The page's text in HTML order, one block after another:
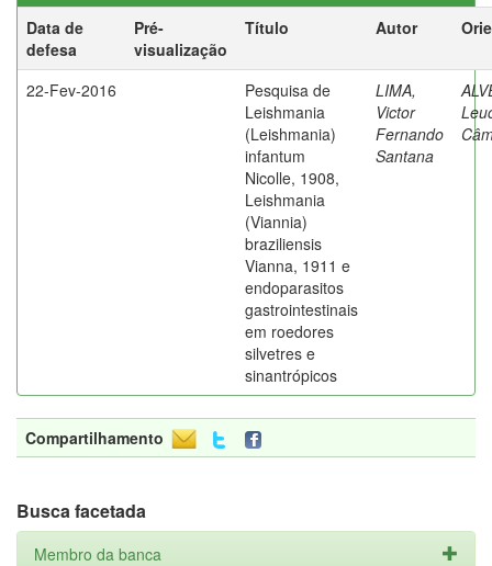
Data de
defesa
Pré-
visualização
Título Autor
22-Fev-2016
Pesquisa de
Leishmania
(Leishmania)
infantum
Nicolle, 1908,
Leishmania
(Viannia)
braziliensis
Vianna, 1911 e
endoparasitos
gastrointestinais
em roedores
silvetres e
sinantrópicos
LIMA,
Victor
Fernando
Santana
Compartilhamento
Busca facetada
Membro da banca